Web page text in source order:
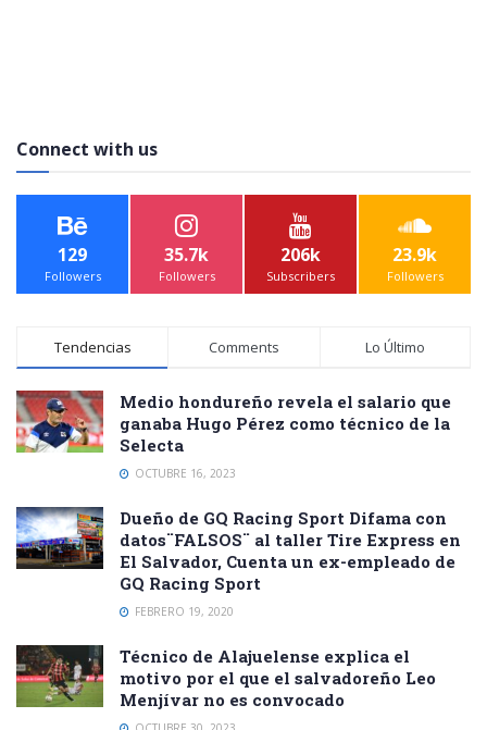
Connect with us
129
Followers
35.7k
Followers
206k
Subscribers
23.9k
Followers
Tendencias Comments Lo Último
Medio hondureño revela el salario que
ganaba Hugo Pérez como técnico de la
Selecta
OCTUBRE 16, 2023
Dueño de GQ Racing Sport Difama con
datos¨FALSOS¨ al taller Tire Express en
El Salvador, Cuenta un ex-empleado de
GQ Racing Sport
FEBRERO 19, 2020
Técnico de Alajuelense explica el
motivo por el que el salvadoreño Leo
Menjívar no es convocado